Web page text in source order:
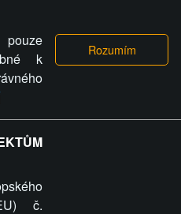
se toto opatření provozovatele
fotografii nebo video na
fotografie, videa nebo
okolnost uplatnit vůči
na náhradu škody nebo
újmy.
zvrácenej. To jen
k
č.